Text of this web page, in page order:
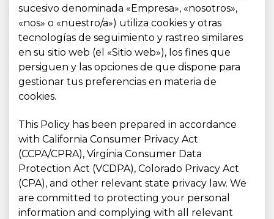
sucesivo denominada «Empresa», «nosotros»,
«nos» o «nuestro/a») utiliza cookies y otras
tecnologías de seguimiento y rastreo similares
en su sitio web (el «Sitio web»), los fines que
persiguen y las opciones de que dispone para
gestionar tus preferencias en materia de
cookies.
This Policy has been prepared in accordance
with California Consumer Privacy Act
(CCPA/CPRA), Virginia Consumer Data
Protection Act (VCDPA), Colorado Privacy Act
(CPA), and other relevant state privacy law. We
are committed to protecting your personal
information and complying with all relevant